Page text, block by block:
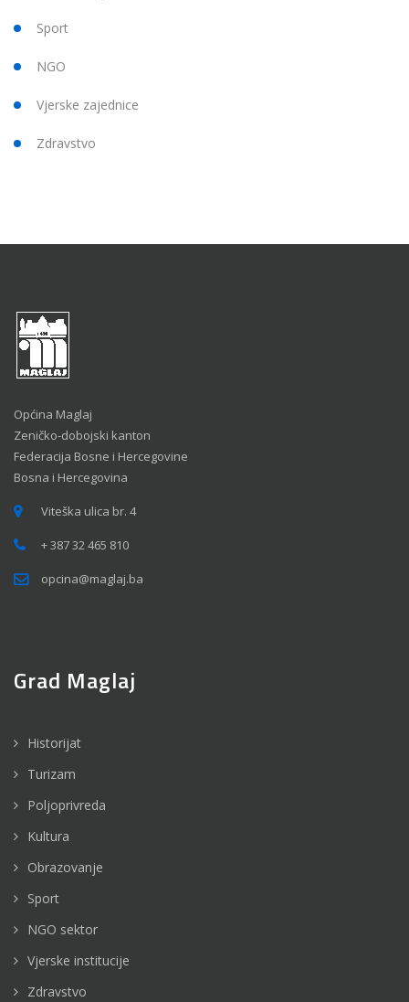
Sport
NGO
Vjerske zajednice
Zdravstvo
Općina Maglaj
Zeničko-dobojski kanton
Federacija Bosne i Hercegovine
Bosna i Hercegovina
Viteška ulica br. 4
+ 387 32 465 810
opcina@maglaj.ba
Grad Maglaj
Historijat
Turizam
Poljoprivreda
Kultura
Obrazovanje
Sport
NGO sektor
Vjerske institucije
Zdravstvo